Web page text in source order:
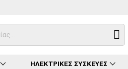
ΗΛΕΚΤΡΙΚΕΣ ΣΥΣΚΕΥΕΣ